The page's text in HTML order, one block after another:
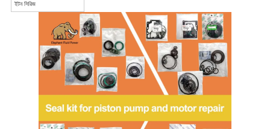
ইটন সিরিজ